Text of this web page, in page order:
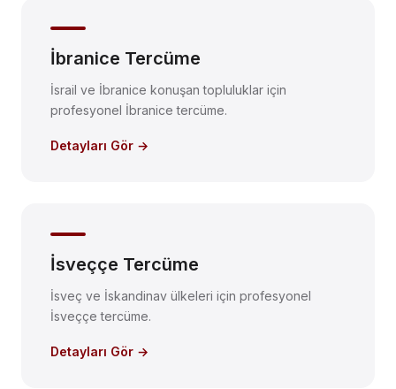
İbranice Tercüme
İsrail ve İbranice konuşan topluluklar için
profesyonel İbranice tercüme.
Detayları Gör →
İsveççe Tercüme
İsveç ve İskandinav ülkeleri için profesyonel
İsveççe tercüme.
Detayları Gör →